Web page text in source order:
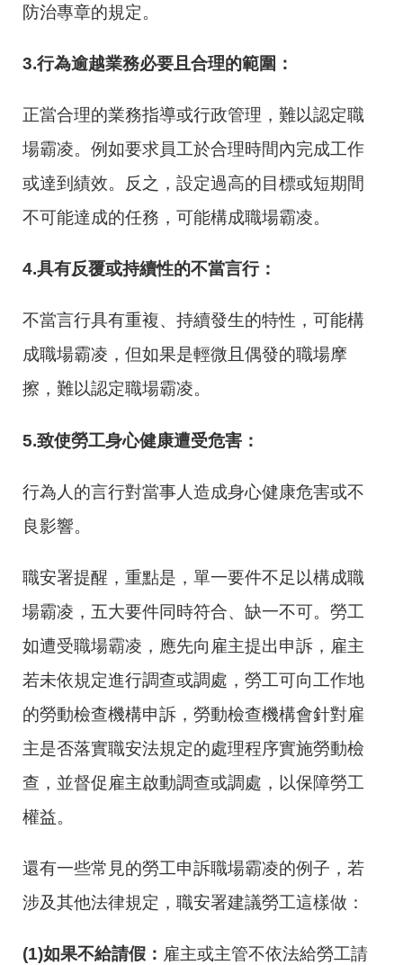
防治專章的規定。
3.行為逾越業務必要且合理的範圍：
正當合理的業務指導或行政管理，難以認定職
場霸凌。例如要求員工於合理時間內完成工作
或達到績效。反之，設定過高的目標或短期間
不可能達成的任務，可能構成職場霸凌。
4.具有反覆或持續性的不當言行：
不當言行具有重複、持續發生的特性，可能構
成職場霸凌，但如果是輕微且偶發的職場摩
擦，難以認定職場霸凌。
5.致使勞工身心健康遭受危害：
行為人的言行對當事人造成身心健康危害或不
良影響。
職安署提醒，重點是，單一要件不足以構成職
場霸凌，五大要件同時符合、缺一不可。勞工
如遭受職場霸凌，應先向雇主提出申訴，雇主
若未依規定進行調查或調處，勞工可向工作地
的勞動檢查機構申訴，勞動檢查機構會針對雇
主是否落實職安法規定的處理程序實施勞動檢
查，並督促雇主啟動調查或調處，以保障勞工
權益。
還有一些常見的勞工申訴職場霸凌的例子，若
涉及其他法律規定，職安署建議勞工這樣做：
(1)如果不給請假： 雇主或主管不依法給勞工請